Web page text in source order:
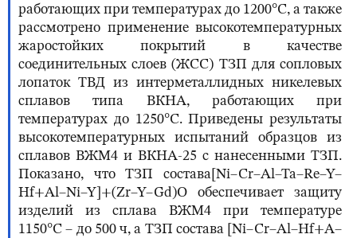
работающих при температурах до 1200°С, а также
рассмотрено применение высокотемпературных
жаростойких покрытий в качестве
соединительных слоев (ЖСС) ТЗП для сопловых
лопаток ТВД из интерметаллидных никелевых
сплавов типа ВКНА, работающих при
температурах до 1250°С. Приведены результаты
высокотемпературных испытаний образцов из
сплавов ВЖМ4 и ВКНА-25 с нанесенными ТЗП.
Показано, что ТЗП состава[Ni–Cr–Al–Ta–Re–Y–
Hf+Al–Ni–Y]+(Zr–Y–Gd)O обеспечивает защиту
изделий из сплава ВЖМ4 при температуре
1150°С – до 500 ч, а ТЗП состава [Ni–Cr–Al–Hf+A–